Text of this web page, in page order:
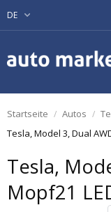
DE
Startseite Autos
Tesla, Model 3, Dual
Tesla,
Mopf21